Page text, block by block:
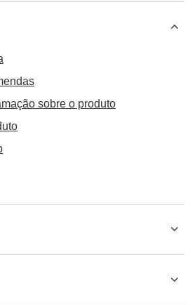
sobre o produto